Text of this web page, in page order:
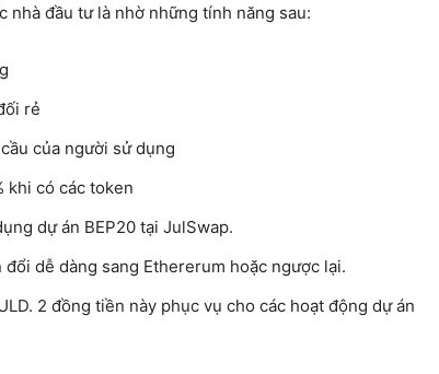
nhà đầu tư là nhờ những tính năng sau:
rẻ
của người sử dụng
khi có các token
dự án BEP20 tại JulSwap.
dễ dàng sang Ethererum hoặc ngược lại.
2 đồng tiền này phục vụ cho các hoạt động dự án